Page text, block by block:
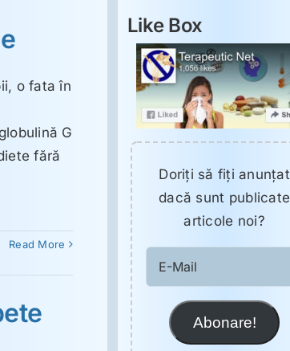
o fata în
G
fără
Read More
Like Box
Doriţi să fiţi anunţat
dacă sunt publicate
articole noi?
Mail
Abonare!